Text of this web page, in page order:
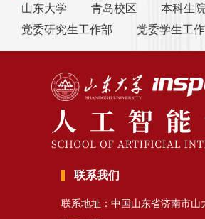
山东大学 青岛校区 本科生院
党委研究生工作部
党委学生工
联系我们
联系地址：中国山东省济南市山